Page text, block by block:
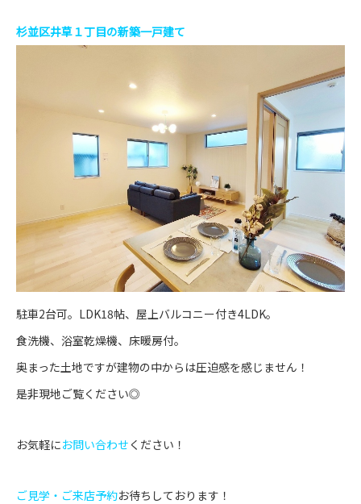
杉並区井草１丁目の新築一戸建て
駐車2台可。LDK18帖、屋上バルコニー付き4LDK。
食洗機、浴室乾燥機、床暖房付。
奥まった土地ですが建物の中からは圧迫感を感じません！
是非現地ご覧ください◎
お気軽にお問い合わせ ください！
ご見学・ご来店予約お待ちしております！